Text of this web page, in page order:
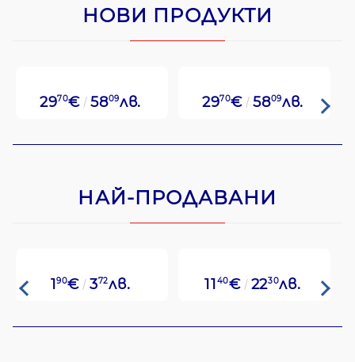
НОВИ ПРОДУКТИ
2970€ 5809лв. 2970€ 5809лв.
НАЙ-ПРОДАВАНИ
190€ 372лв. 11 40€ 2230лв.